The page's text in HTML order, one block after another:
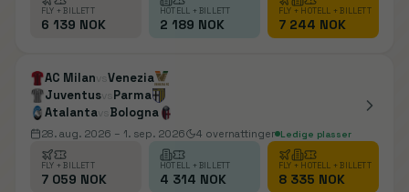
FLY + BILLETT
6 139 NOK
HOTELL + BILLETT
2 189 NOK
FLY + HOTELL + BILLETT
7 244 NOK
AC Milan vs Venezia
Juventusvs Parma
Atalantavs Bologna
28. aug. 2026 – 1. sep. 2026 4 overnattinger Ledige plasser
FLY + BILLETT
7 059 NOK
HOTELL + BILLETT
4 314 NOK
FLY + HOTELL + BILLETT
8 335 NOK